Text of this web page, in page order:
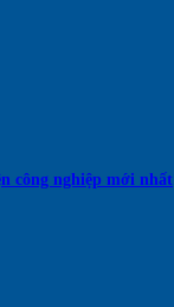
công nghiệp mới nhất